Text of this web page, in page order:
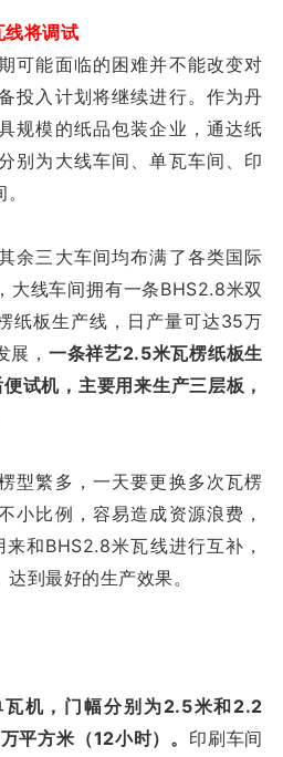
线将调试
可能面临的困难并不能改变对
投入计划将继续进行。作为丹
规模的纸品包装企业，通达纸
别为大线车间、单瓦车间、印
余三大车间均布满了各类国际
大线车间拥有一条BHS2.8米双
纸板生产线，日产量可达35万
， 一条祥艺2.5米瓦楞纸板生
试机，主要用来生产三层板，
型繁多，一天要更换多次瓦楞
小比例，容易造成资源浪费，
和BHS2.8米瓦线进行互补，
到最好的生产效果。
机，门幅分别为2.5米和2.2
平方米（12小时）。 印刷车间